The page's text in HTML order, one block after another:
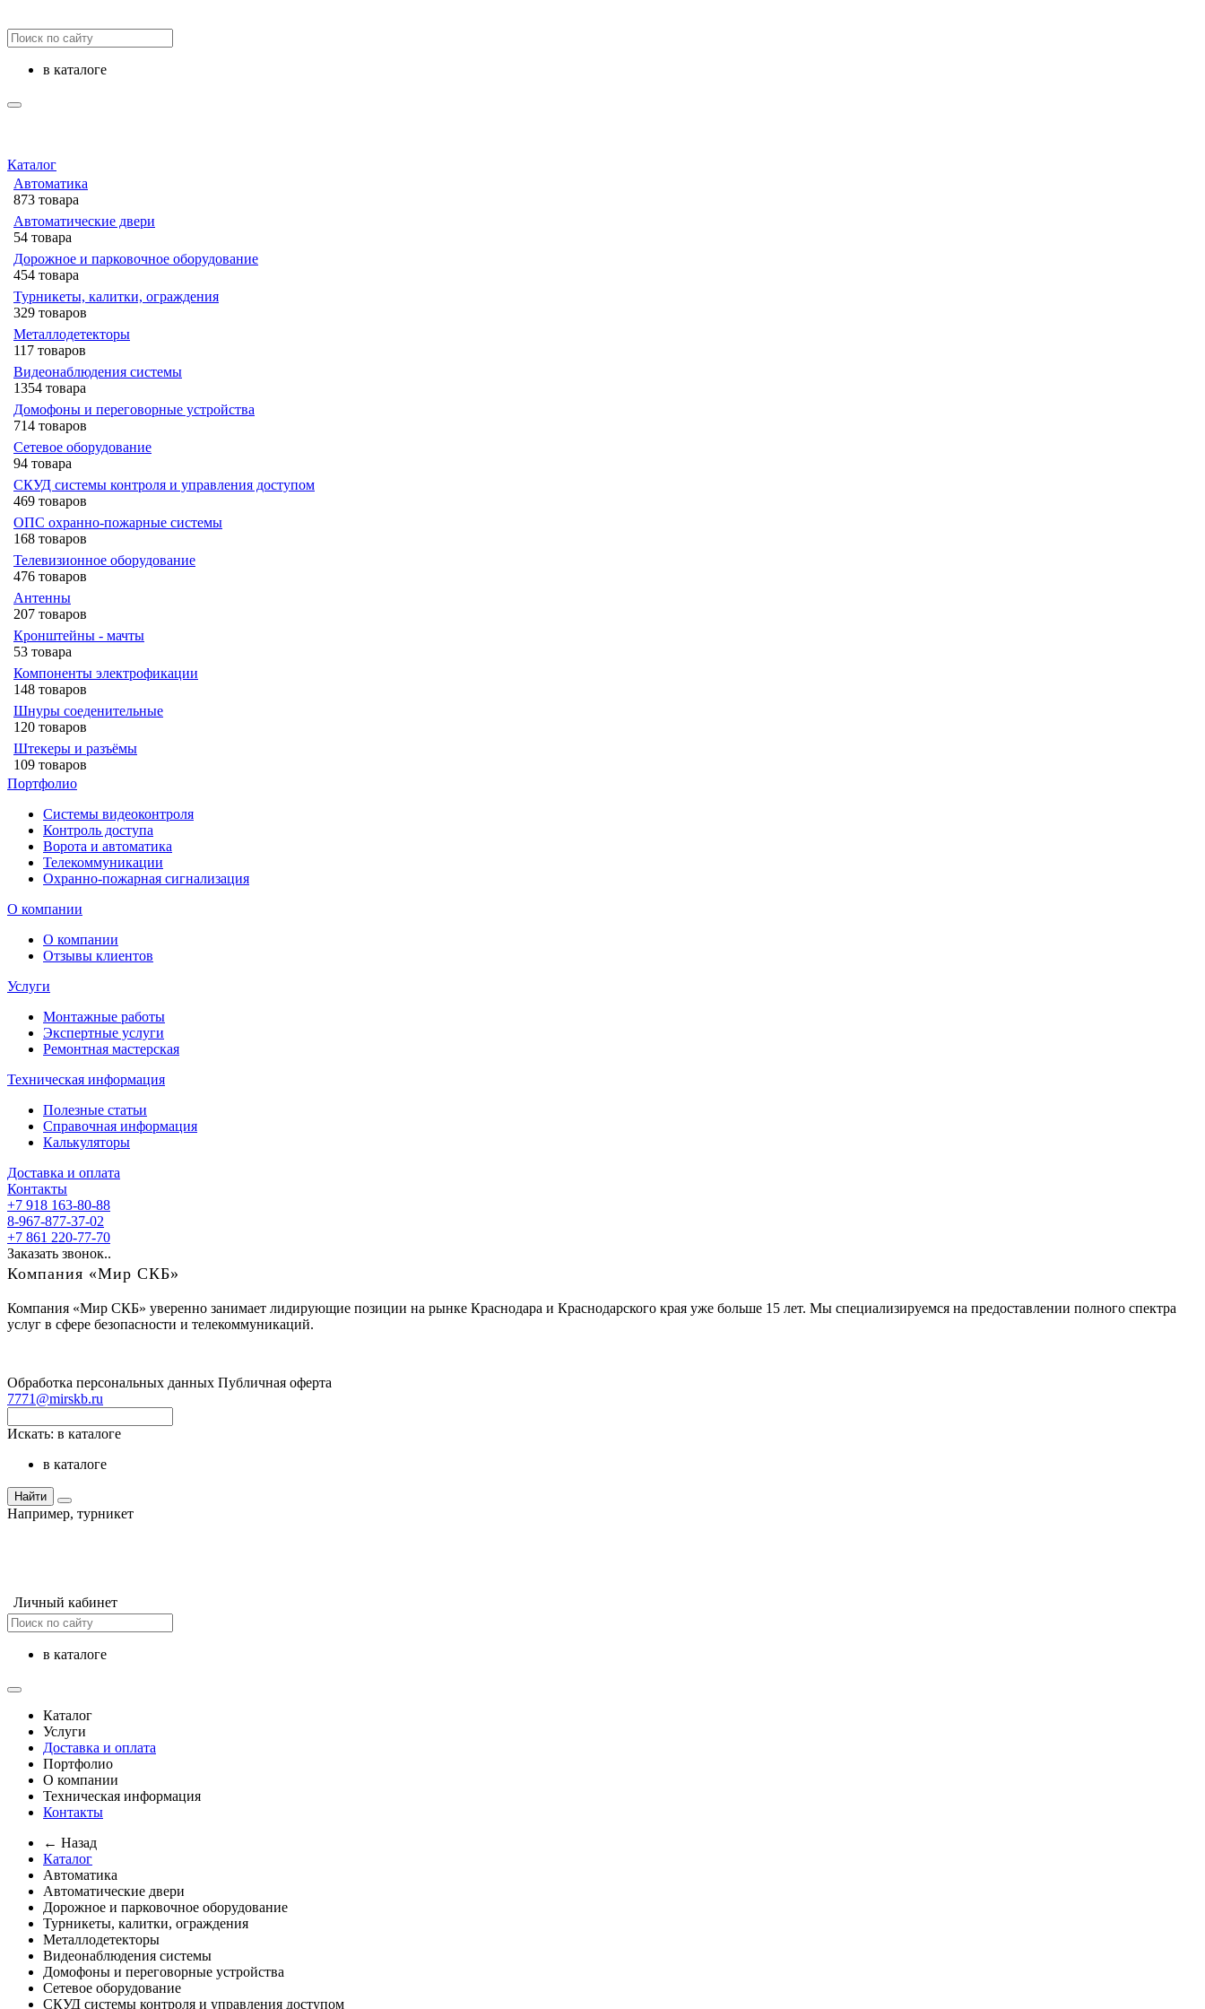
в каталоге
Каталог
Автоматика
873 товара
Автоматические двери
54 товара
Дорожное и парковочное оборудование
454 товара
Турникеты, калитки, ограждения
329 товаров
Металлодетекторы
117 товаров
Видеонаблюдения cистемы
1354 товара
Домофоны и переговорные устройства
714 товаров
Сетевое оборудование
94 товара
СКУД системы контроля и управления доступом
469 товаров
ОПС охранно-пожарные системы
168 товаров
Телевизионное оборудование
476 товаров
Антенны
207 товаров
Кронштейны - мачты
53 товара
Компоненты электрофикации
148 товаров
Шнуры соеденительные
120 товаров
Штекеры и разъёмы
109 товаров
Портфолио
Системы видеоконтроля
Контроль доступа
Ворота и автоматика
Телекоммуникации
Охранно-пожарная сигнализация
О компании
О компании
Отзывы клиентов
Услуги
Монтажные работы
Экспертные услуги
Ремонтная мастерская
Техническая информация
Полезные статьи
Справочная информация
Калькуляторы
Доставка и оплата
Контакты
+7 918 163-80-88
8-967-877-37-02
+7 861 220-77-70
Заказать звонок..
Компания «Мир СКБ»
Компания «Мир СКБ» уверенно занимает лидирующие позиции на рынке Краснодара и Краснодарского края уже больше 15 лет. Мы специализируемся на предоставлении полного спектра
услуг в сфере безопасности и телекоммуникаций.
Обработка персональных данных Публичная оферта
7771@mirskb.ru
Искать: в каталоге
в каталоге
Найти
Например, турникет
Личный кабинет
в каталоге
Каталог
Услуги
Доставка и оплата
Портфолио
О компании
Техническая информация
Контакты
← Назад
Каталог
Автоматика
Автоматические двери
Дорожное и парковочное оборудование
Турникеты, калитки, ограждения
Металлодетекторы
Видеонаблюдения cистемы
Домофоны и переговорные устройства
Сетевое оборудование
СКУД системы контроля и управления доступом